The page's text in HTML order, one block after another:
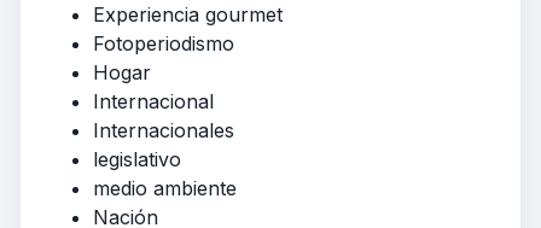
Experiencia gourmet
Fotoperiodismo
Hogar
Internacional
Internacionales
legislativo
medio ambiente
Nación